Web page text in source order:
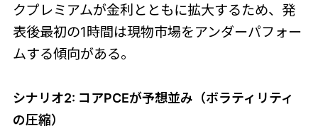
クプレミアムが金利とともに拡大するため、発
表後最初の1時間は現物市場をアンダーパフォー
ムする傾向がある。
シナリオ2: コアPCEが予想並み（ボラティリティ
の圧縮）